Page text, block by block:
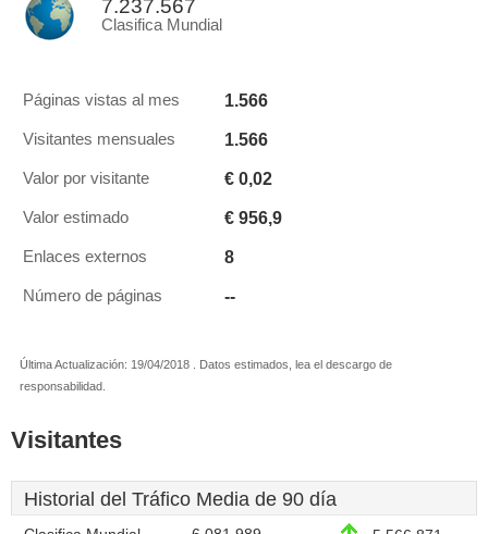
7.237.567
Clasifica Mundial
Páginas vistas al mes 1.566
Visitantes mensuales 1.566
Valor por visitante € 0,02
Valor estimado € 956,9
Enlaces externos 8
Número de páginas --
Última Actualización: 19/04/2018 . Datos estimados, lea el descargo de
responsabilidad.
Visitantes
Historial del Tráfico Media de 90 día